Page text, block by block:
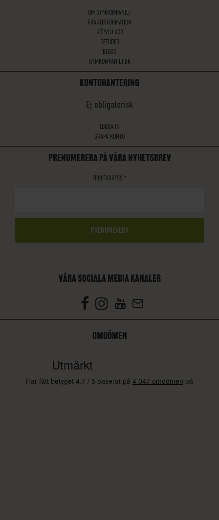
OM GYMKOMPANIET
FRAKTINFORMATION
KÖPVILLKOR
RETURER
BLOGG
GYMKOMPANIET.DK
KONTOHANTERING
Ej obligatorisk
LOGGA IN
SKAPA KONTO
PRENUMERERA PÅ VÅRA NYHETSBREV
EPOSTADRESS *
VÅRA SOCIALA MEDIA KANALER
OMDÖMEN